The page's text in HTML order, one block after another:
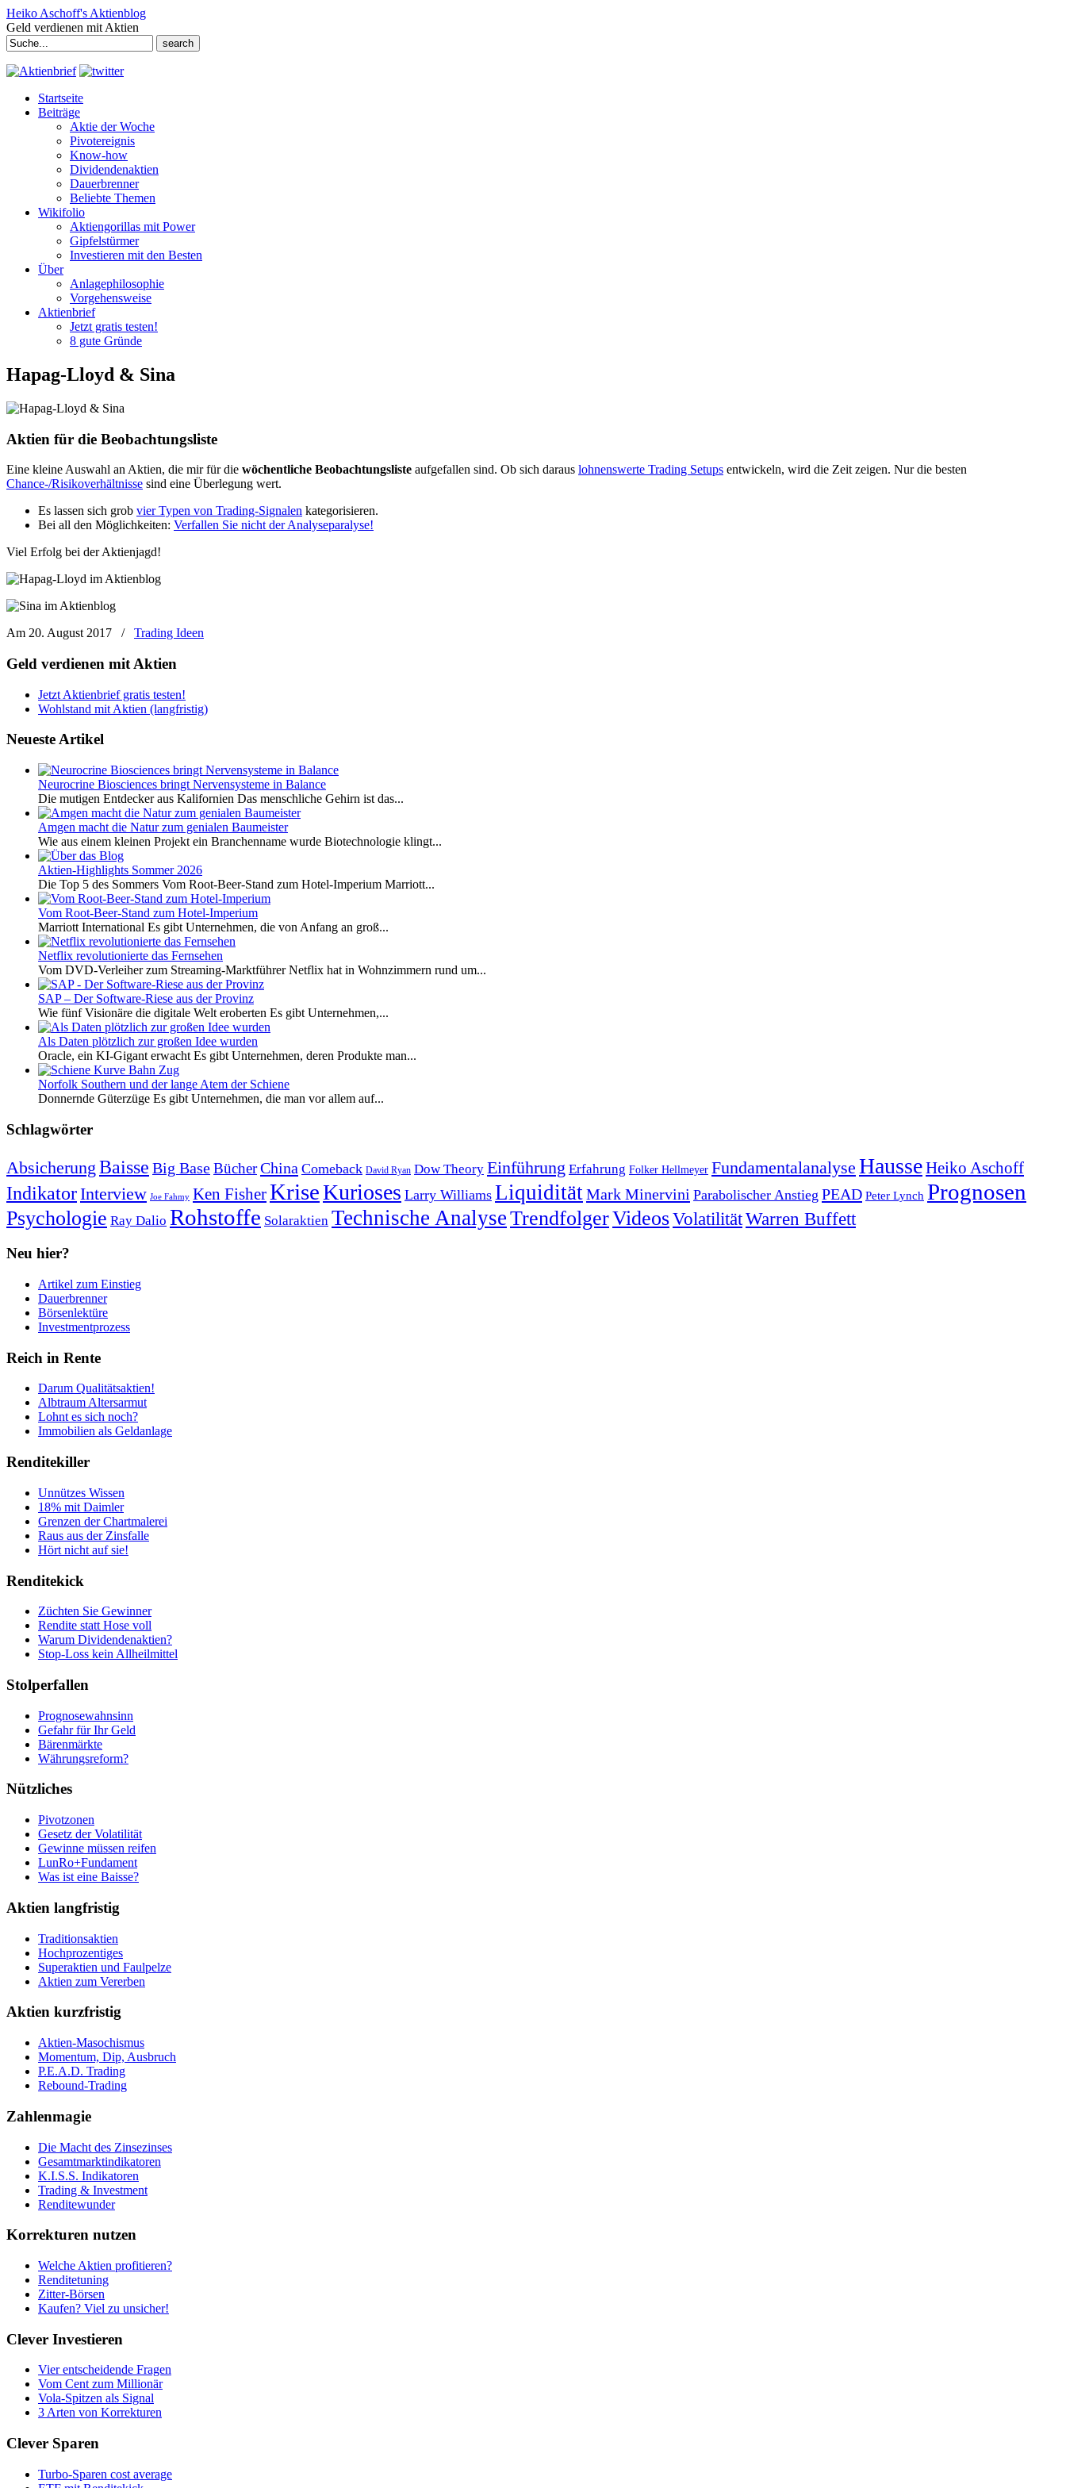
Heiko Aschoff's Aktienblog
Geld verdienen mit Aktien
Search
for:
Startseite
Beiträge
Aktie der Woche
Pivotereignis
Know-how
Dividendenaktien
Dauerbrenner
Beliebte Themen
Wikifolio
Aktiengorillas mit Power
Gipfelstürmer
Investieren mit den Besten
Über
Anlagephilosophie
Vorgehensweise
Aktienbrief
Jetzt gratis testen!
8 gute Gründe
Hapag-Lloyd & Sina
Aktien für die Beobachtungsliste
Eine kleine Auswahl an Aktien, die mir für die wöchentliche Beobachtungsliste aufgefallen sind. Ob sich daraus lohnenswerte Trading Setups entwickeln, wird die Zeit zeigen. Nur die besten
Chance-/Risikoverhältnisse sind eine Überlegung wert.
Es lassen sich grob vier Typen von Trading-Signalen kategorisieren.
Bei all den Möglichkeiten: Verfallen Sie nicht der Analyseparalyse!
Viel Erfolg bei der Aktienjagd!
Am 20. August 2017 / Trading Ideen
Geld verdienen mit Aktien
Jetzt Aktienbrief gratis testen!
Wohlstand mit Aktien (langfristig)
Neueste Artikel
Neurocrine Biosciences bringt Nervensysteme in Balance
Die mutigen Entdecker aus Kalifornien Das menschliche Gehirn ist das...
Amgen macht die Natur zum genialen Baumeister
Wie aus einem kleinen Projekt ein Branchenname wurde Biotechnologie klingt...
Aktien-Highlights Sommer 2026
Die Top 5 des Sommers Vom Root-Beer-Stand zum Hotel-Imperium Marriott...
Vom Root-Beer-Stand zum Hotel-Imperium
Marriott International Es gibt Unternehmen, die von Anfang an groß...
Netflix revolutionierte das Fernsehen
Vom DVD-Verleiher zum Streaming-Marktführer Netflix hat in Wohnzimmern rund um...
SAP – Der Software-Riese aus der Provinz
Wie fünf Visionäre die digitale Welt eroberten Es gibt Unternehmen,...
Als Daten plötzlich zur großen Idee wurden
Oracle, ein KI-Gigant erwacht Es gibt Unternehmen, deren Produkte man...
Norfolk Southern und der lange Atem der Schiene
Donnernde Güterzüge Es gibt Unternehmen, die man vor allem auf...
Schlagwörter
Absicherung Baisse Big BaseBücherChina Comeback David Ryan Dow Theory Einführung Erfahrung Folker Hellmeyer Fundamentalanalyse HausseHeiko Aschoff
IndikatorInterview Joe Fahmy Ken FisherKriseKurioses Larry Williams LiquiditätMark Minervini Parabolischer Anstieg PEAD Peter Lynch Prognosen
Psychologie Ray Dalio Rohstoffe Solaraktien Technische AnalyseTrendfolgerVideosVolatilitätWarren Buffett
Neu hier?
Artikel zum Einstieg
Dauerbrenner
Börsenlektüre
Investmentprozess
Reich in Rente
Darum Qualitätsaktien!
Albtraum Altersarmut
Lohnt es sich noch?
Immobilien als Geldanlage
Renditekiller
Unnützes Wissen
18% mit Daimler
Grenzen der Chartmalerei
Raus aus der Zinsfalle
Hört nicht auf sie!
Renditekick
Züchten Sie Gewinner
Rendite statt Hose voll
Warum Dividendenaktien?
Stop-Loss kein Allheilmittel
Stolperfallen
Prognosewahnsinn
Gefahr für Ihr Geld
Bärenmärkte
Währungsreform?
Nützliches
Pivotzonen
Gesetz der Volatilität
Gewinne müssen reifen
LunRo+Fundament
Was ist eine Baisse?
Aktien langfristig
Traditionsaktien
Hochprozentiges
Superaktien und Faulpelze
Aktien zum Vererben
Aktien kurzfristig
Aktien-Masochismus
Momentum, Dip, Ausbruch
P.E.A.D. Trading
Rebound-Trading
Zahlenmagie
Die Macht des Zinsezinses
Gesamtmarktindikatoren
K.I.S.S. Indikatoren
Trading & Investment
Renditewunder
Korrekturen nutzen
Welche Aktien profitieren?
Renditetuning
Zitter-Börsen
Kaufen? Viel zu unsicher!
Clever Investieren
Vier entscheidende Fragen
Vom Cent zum Millionär
Vola-Spitzen als Signal
3 Arten von Korrekturen
Clever Sparen
Turbo-Sparen cost average